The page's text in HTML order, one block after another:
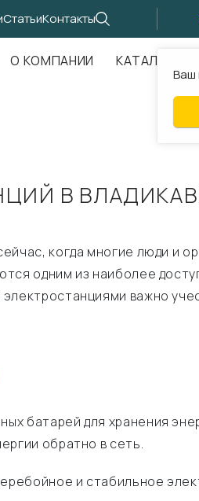
СтатьиКонтакты
Ваш
О КОМПАНИИ КАТАЛОГ
В
когда многие люди и
одним из наиболее
важно
батарей для хранения
обратно в сеть.
и стабильное